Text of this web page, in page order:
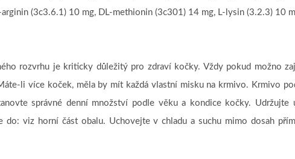
(3c3.6.1) 10 mg, DL-methionin (3c301) 14 mg, L-lysin (3.2.3) 10
rozvrhu je kriticky důležitý pro zdraví kočky. Vždy pokud možno
li více koček, měla by mít každá vlastní misku na krmivo. Krmivo
správné denní množství podle věku a kondice kočky.
do: viz horní část obalu. Uchovejte v chladu a suchu mimo dosah